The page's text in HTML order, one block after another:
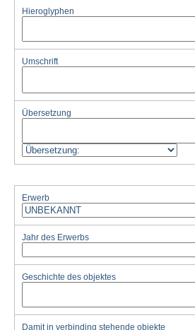
Hieroglyphen
Umschrift
Übersetzung
Erwerb
Jahr des Erwerbs
Geschichte des objektes
Damit in verbinding stehende objekte